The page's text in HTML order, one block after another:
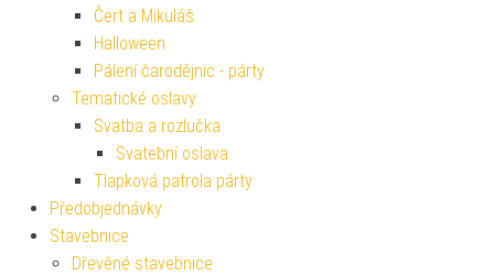
Čert a Mikuláš
Halloween
Pálení čarodějnic - párty
Tematické oslavy
Svatba a rozlučka
Svatební oslava
Tlapková patrola párty
Předobjednávky
Stavebnice
Dřevěné stavebnice